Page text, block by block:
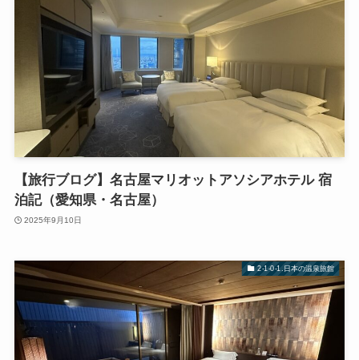
【旅行ブログ】名古屋マリオットアソシアホテル 宿
泊記（愛知県・名古屋）
2025年9月10日
2-1-0-1.日本の温泉旅館